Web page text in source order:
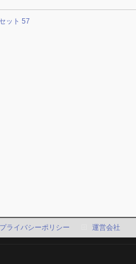
ット 57
プライバシーポリシー 運営会社